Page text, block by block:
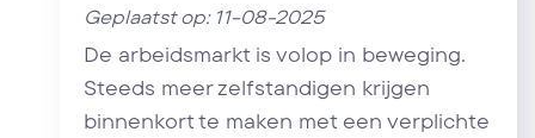
Geplaatst op: 11-08-2025
De arbeidsmarkt is volop in beweging.
Steeds meer zelfstandigen krijgen
binnenkort te maken met een verplichte